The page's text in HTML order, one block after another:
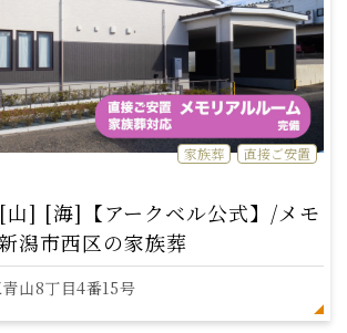
家族葬 直接ご安置
山] [海]【アークベル公式】/メモ
潟市西区の家族葬
山8丁目4番15号